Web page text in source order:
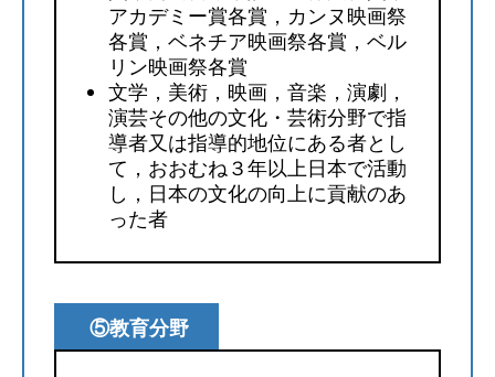
アカデミー賞各賞，カンヌ映画祭
各賞，ベネチア映画祭各賞，ベル
リン映画祭各賞
文学，美術，映画，音楽，演劇，
演芸その他の文化・芸術分野で指
導者又は指導的地位にある者とし
て，おおむね３年以上日本で活動
し，日本の文化の向上に貢献のあ
った者
⑤教育分野